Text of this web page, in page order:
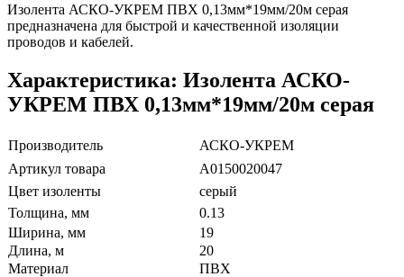
Изолента АСКО-УКРЕМ ПВХ 0,13мм*19мм/20м серая
предназначена для быстрой и качественной изоляции
проводов и кабелей.
Характеристика: Изолента АСКО-
УКРЕМ ПВХ 0,13мм*19мм/20м серая
Производитель
АСКО-УКРЕМ
Артикул товара
A0150020047
Цвет изоленты
серый
Толщина, мм
0.13
Ширина, мм
19
Длина, м
20
Материал
ПВХ